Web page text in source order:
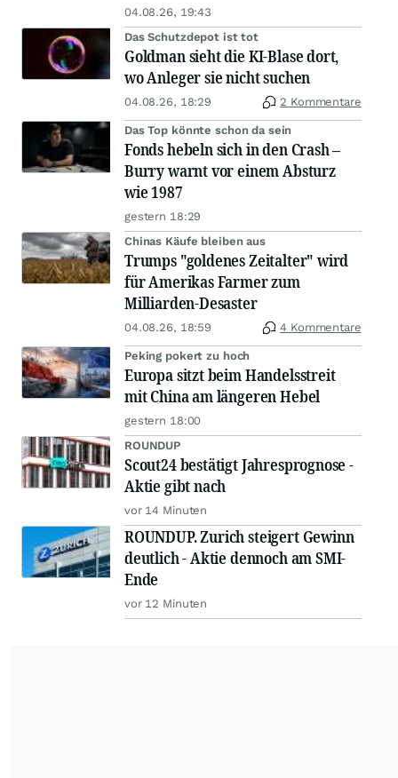
04.08.26, 19:43
Das Schutzdepot ist tot
Goldman sieht die KI-Blase dort,
wo Anleger sie nicht suchen
04.08.26, 18:29 2 Kommentare
Das Top könnte schon da sein
Fonds hebeln sich in den Crash –
Burry warnt vor einem Absturz
wie 1987
gestern 18:29
Chinas Käufe bleiben aus
Trumps "goldenes Zeitalter" wird
für Amerikas Farmer zum
Milliarden-Desaster
04.08.26, 18:59 4 Kommentare
Peking pokert zu hoch
Europa sitzt beim Handelsstreit
mit China am längeren Hebel
gestern 18:00
ROUNDUP
Scout24 bestätigt Jahresprognose -
Aktie gibt nach
vor 14 Minuten
ROUNDUP. Zurich steigert Gewinn
deutlich - Aktie dennoch am SMI-
Ende
vor 12 Minuten